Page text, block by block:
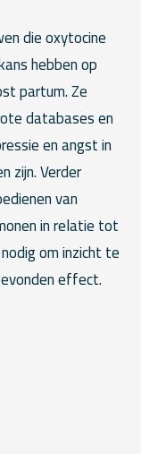
die oxytocine
hebben op
partum. Ze
databases en
en angst in
zijn. Verder
van
in relatie tot
om inzicht te
effect.